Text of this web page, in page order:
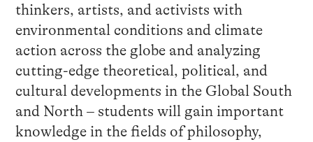
thinkers, artists, and activists with
environmental conditions and climate
action across the globe and analyzing
cutting-edge theoretical, political, and
cultural developments in the Global South
and North – students will gain important
knowledge in the fields of philosophy,